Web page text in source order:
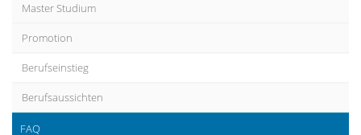
Master Studium
Promotion
Berufseinstieg
Berufsaussichten
FAQ